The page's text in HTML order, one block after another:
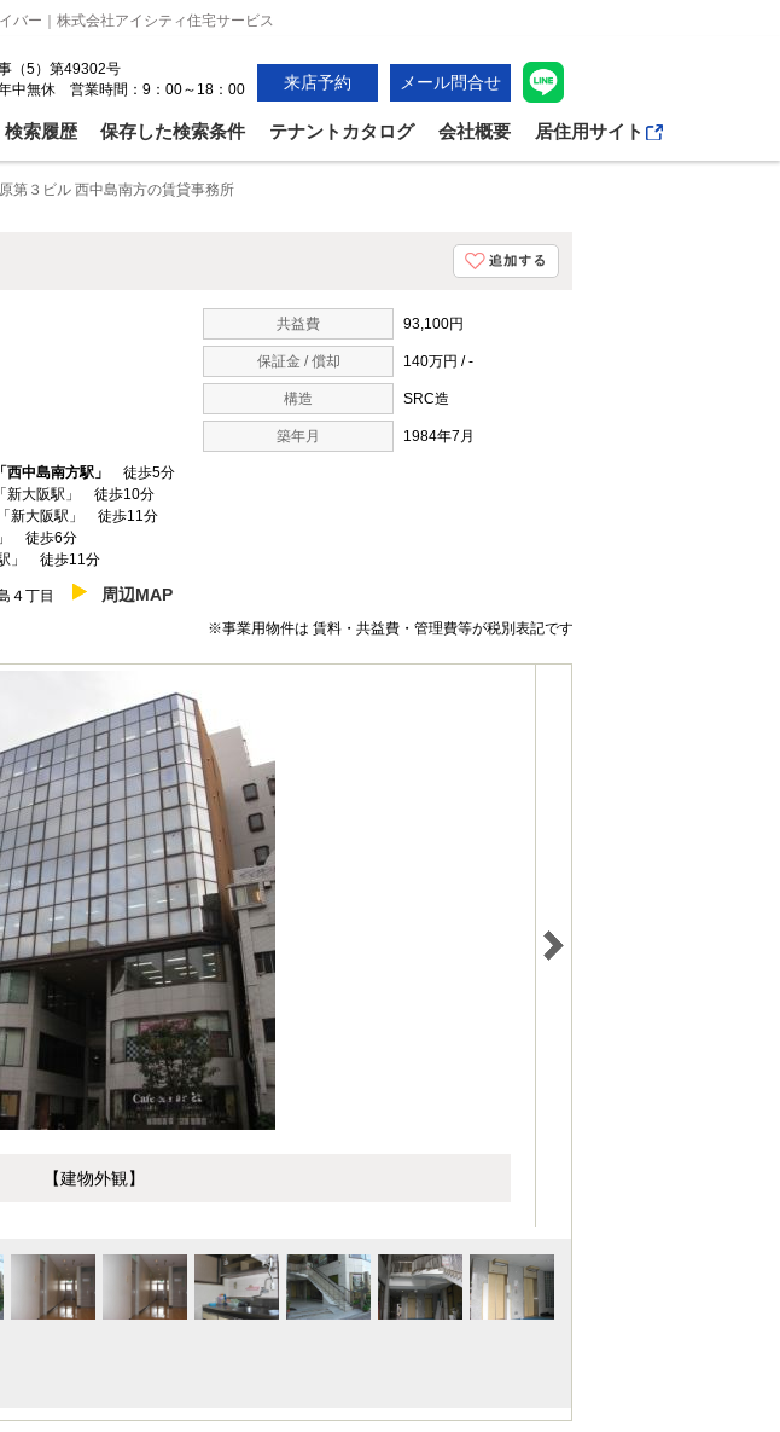
バー｜株式会社アイシティ住宅サービス
（5）第49302号
中無休 営業時間：9：00～18：00
来店予約 メール問合せ
検索履歴 保存した検索条件 テナントカタログ 会社概要 居住用サイト
第３ビル 西中島南方の賃貸事務所
共益費 93,100円
保証金 / 償却 140万円 / -
構造 SRC造
築年月 1984年7月
「西中島南方駅」
徒歩5分
新大阪駅」 徒歩10分
新大阪駅」 徒歩11分
徒歩6分
」 徒歩11分
４丁目 周辺MAP
※事業用物件は 賃料・共益費・管理費等が税別表記です
【建物外観】